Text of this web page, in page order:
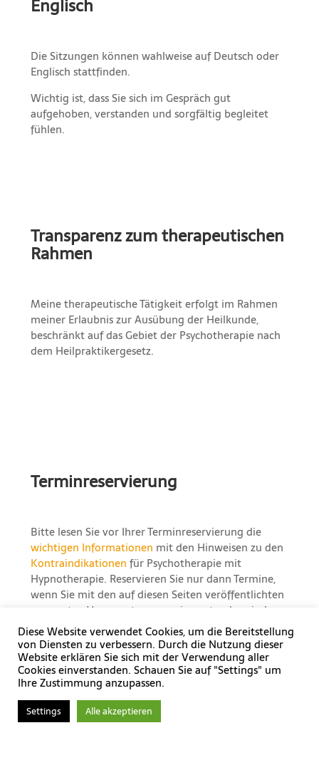
Englisch
Die Sitzungen können wahlweise auf Deutsch oder
Englisch stattfinden.
Wichtig ist, dass Sie sich im Gespräch gut
aufgehoben, verstanden und sorgfältig begleitet
fühlen.
Transparenz zum therapeutischen
Rahmen
Meine therapeutische Tätigkeit erfolgt im Rahmen
meiner Erlaubnis zur Ausübung der Heilkunde,
beschränkt auf das Gebiet der Psychotherapie nach
dem Heilpraktikergesetz.
Terminreservierung
Bitte lesen Sie vor Ihrer Terminreservierung die
wichtigen Informationen mit den Hinweisen zu den
Kontraindikationen für Psychotherapie mit
Hypnotherapie. Reservieren Sie nur dann Termine,
wenn Sie mit den auf diesen Seiten veröffentlichten
genannten Voraussetzungen einverstanden sind.
Grundlegende Fragen habe ich hier für Sie
beantwortet. Für den Erfolg Ihrer Behandlung sind
diese Informationen von entscheidender
Bedeutung. Wenn Sie das anspricht, dann freue ich
mich auf intensive Sitzungen mit Ihnen. Gut
informiert können wir uns gezielt Ihnen und Ihrem
Anliegen widmen.
Diese Website verwendet Cookies, um die Bereitstellung
von Diensten zu verbessern. Durch die Nutzung dieser
Website erklären Sie sich mit der Verwendung aller
Cookies einverstanden. Schauen Sie auf "Settings" um
Ihre Zustimmung anzupassen.
Settings Alle akzeptieren